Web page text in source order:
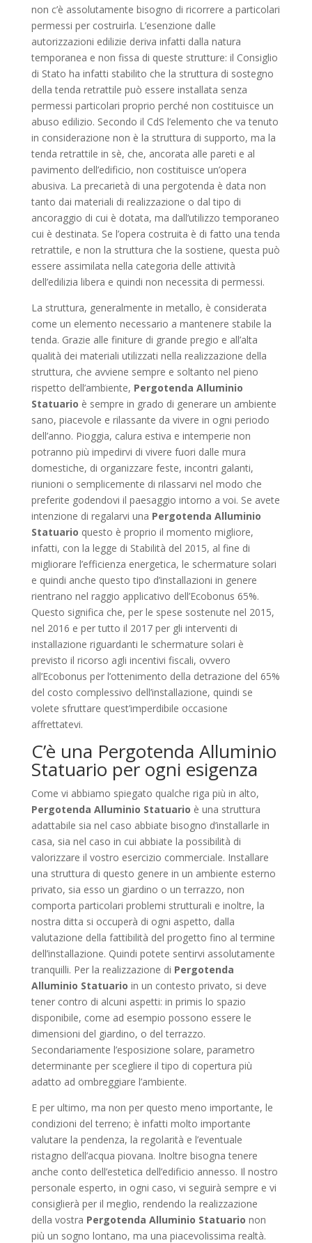
non c’è assolutamente bisogno di ricorrere a particolari
permessi per costruirla. L’esenzione dalle
autorizzazioni edilizie deriva infatti dalla natura
temporanea e non fissa di queste strutture: il Consiglio
di Stato ha infatti stabilito che la struttura di sostegno
della tenda retrattile può essere installata senza
permessi particolari proprio perché non costituisce un
abuso edilizio. Secondo il CdS l’elemento che va tenuto
in considerazione non è la struttura di supporto, ma la
tenda retrattile in sè, che, ancorata alle pareti e al
pavimento dell’edificio, non costituisce un’opera
abusiva. La precarietà di una pergotenda è data non
tanto dai materiali di realizzazione o dal tipo di
ancoraggio di cui è dotata, ma dall’utilizzo temporaneo
cui è destinata. Se l’opera costruita è di fatto una tenda
retrattile, e non la struttura che la sostiene, questa può
essere assimilata nella categoria delle attività
dell’edilizia libera e quindi non necessita di permessi.
La struttura, generalmente in metallo, è considerata
come un elemento necessario a mantenere stabile la
tenda. Grazie alle finiture di grande pregio e all’alta
qualità dei materiali utilizzati nella realizzazione della
struttura, che avviene sempre e soltanto nel pieno
rispetto dell’ambiente, Pergotenda Alluminio
Statuario è sempre in grado di generare un ambiente
sano, piacevole e rilassante da vivere in ogni periodo
dell’anno. Pioggia, calura estiva e intemperie non
potranno più impedirvi di vivere fuori dalle mura
domestiche, di organizzare feste, incontri galanti,
riunioni o semplicemente di rilassarvi nel modo che
preferite godendovi il paesaggio intorno a voi. Se avete
intenzione di regalarvi una Pergotenda Alluminio
Statuario questo è proprio il momento migliore,
infatti, con la legge di Stabilità del 2015, al fine di
migliorare l’efficienza energetica, le schermature solari
e quindi anche questo tipo d’installazioni in genere
rientrano nel raggio applicativo dell’Ecobonus 65%.
Questo significa che, per le spese sostenute nel 2015,
nel 2016 e per tutto il 2017 per gli interventi di
installazione riguardanti le schermature solari è
previsto il ricorso agli incentivi fiscali, ovvero
all’Ecobonus per l’ottenimento della detrazione del 65%
del costo complessivo dell’installazione, quindi se
volete sfruttare quest’imperdibile occasione
affrettatevi.
C’è una Pergotenda Alluminio
Statuario per ogni esigenza
Come vi abbiamo spiegato qualche riga più in alto,
Pergotenda Alluminio Statuario è una struttura
adattabile sia nel caso abbiate bisogno d’installarle in
casa, sia nel caso in cui abbiate la possibilità di
valorizzare il vostro esercizio commerciale. Installare
una struttura di questo genere in un ambiente esterno
privato, sia esso un giardino o un terrazzo, non
comporta particolari problemi strutturali e inoltre, la
nostra ditta si occuperà di ogni aspetto, dalla
valutazione della fattibilità del progetto fino al termine
dell’installazione. Quindi potete sentirvi assolutamente
tranquilli. Per la realizzazione di Pergotenda
Alluminio Statuario in un contesto privato, si deve
tener contro di alcuni aspetti: in primis lo spazio
disponibile, come ad esempio possono essere le
dimensioni del giardino, o del terrazzo.
Secondariamente l’esposizione solare, parametro
determinante per scegliere il tipo di copertura più
adatto ad ombreggiare l’ambiente.
E per ultimo, ma non per questo meno importante, le
condizioni del terreno; è infatti molto importante
valutare la pendenza, la regolarità e l’eventuale
ristagno dell’acqua piovana. Inoltre bisogna tenere
anche conto dell’estetica dell’edificio annesso. Il nostro
personale esperto, in ogni caso, vi seguirà sempre e vi
consiglierà per il meglio, rendendo la realizzazione
della vostra Pergotenda Alluminio Statuario non
più un sogno lontano, ma una piacevolissima realtà.